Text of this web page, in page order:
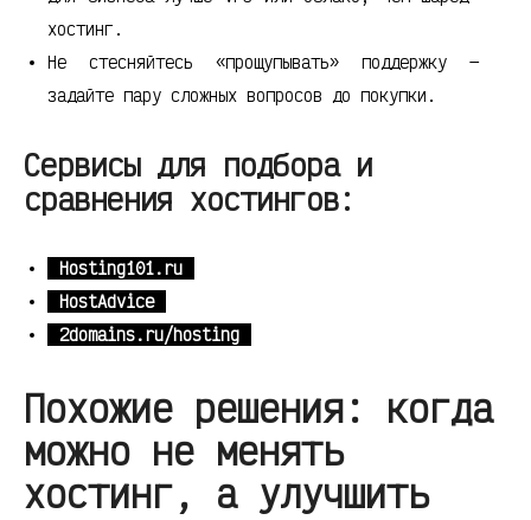
хостинг.
Не стесняйтесь «прощупывать» поддержку —
задайте пару сложных вопросов до покупки.
Сервисы для подбора и
сравнения хостингов:
Hosting101.ru
HostAdvice
2domains.ru/hosting
Похожие решения: когда
можно не менять
хостинг, а улучшить